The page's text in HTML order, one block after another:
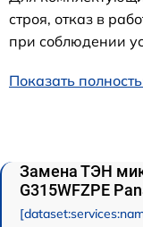
строя, отказ в
при соблюдении
Показать
Замена ТЭН
G315WFZPE